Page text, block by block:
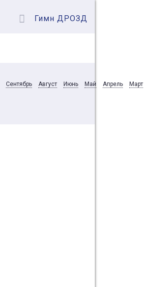
Гимн ДРОЗД
Сентябрь Август Июнь Май Апрель Март